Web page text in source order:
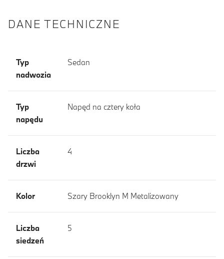
DANE TECHNICZNE
Typ
nadwozia
Sedan
Typ
napędu
Napęd na cztery koła
Liczba
drzwi
4
Kolor Szary Brooklyn M Metalizowany
Liczba
siedzeń
5